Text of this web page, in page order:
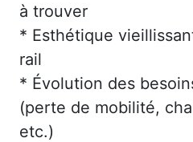
à trouver
* Esthétique
rail
* Évolution des
(perte de mobilité,
etc.)